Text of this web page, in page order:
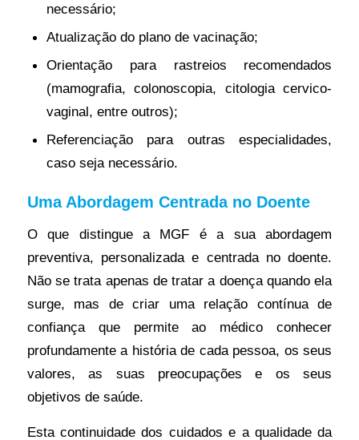
necessário;
Atualização do plano de vacinação;
Orientação para rastreios recomendados
(mamografia, colonoscopia, citologia cervico-
vaginal, entre outros);
Referenciação para outras especialidades,
caso seja necessário.
Uma Abordagem Centrada no Doente
O que distingue a MGF é a sua abordagem
preventiva, personalizada e centrada no doente.
Não se trata apenas de tratar a doença quando ela
surge, mas de criar uma relação contínua de
confiança que permite ao médico conhecer
profundamente a história de cada pessoa, os seus
valores, as suas preocupações e os seus
objetivos de saúde.
Esta continuidade dos cuidados e a qualidade da